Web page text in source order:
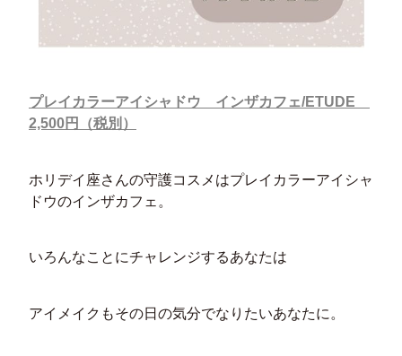
プレイカラーアイシャドウ インザカフェ/ETUDE
2,500円（税別）
ホリデイ座さんの守護コスメはプレイカラーアイシャ
ドウのインザカフェ。
いろんなことにチャレンジするあなたは
アイメイクもその日の気分でなりたいあなたに。